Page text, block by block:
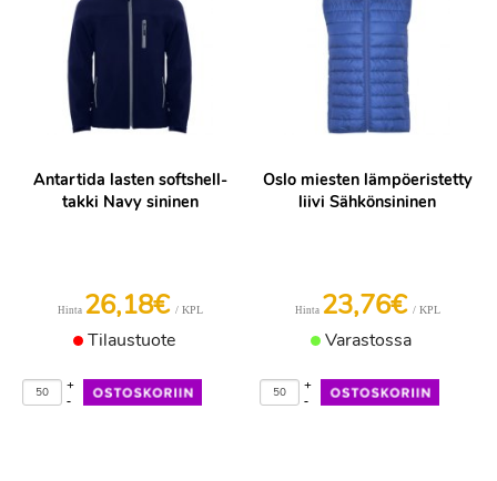
Antartida lasten softshell-
takki Navy sininen
Hinta 26,18€ / KPL
Tilaustuote
-
+
Oslo miesten lämpöeristetty
liivi Sähkönsininen
Hinta 23,76€ / KPL
Varastossa
-
+